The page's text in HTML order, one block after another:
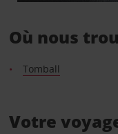
Où nous
Tomball
Votre